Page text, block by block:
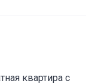
квартира с